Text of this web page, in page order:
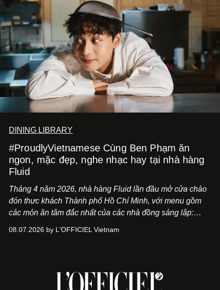
DINING LIBRARY
#ProudlyVietnamese Cùng Ben Phạm ăn
ngon, mặc đẹp, nghe nhạc hay tại nhà hàng
Fluid
Tháng 4 năm 2026, nhà hàng Fluid lần đầu mở cửa chào
đón thực khách Thành phố Hồ Chí Minh, với menu gồm
các món ăn tâm đắc nhất của các nhà đồng sáng lập:
món ăn đa dạng từ Á đến Âu nhanh chóng được yêu thích
08.07.2026 by L'OFFICIEL Vietnam